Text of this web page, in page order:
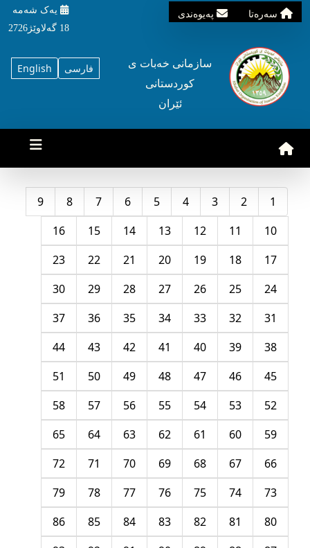
سه‌ره‌تا په‌یوه‌ندی
یه‌ک شه‌مه‌
18 گه‌لاوێژ2726
English فارسی
سازمانی خه‌بات ی
کوردستانی
ئێران
1
2
3
4
5
6
7
8
9
10
11
12
13
14
15
16
17
18
19
20
21
22
23
24
25
26
27
28
29
30
31
32
33
34
35
36
37
38
39
40
41
42
43
44
45
46
47
48
49
50
51
52
53
54
55
56
57
58
59
60
61
62
63
64
65
66
67
68
69
70
71
72
73
74
75
76
77
78
79
80
81
82
83
84
85
86